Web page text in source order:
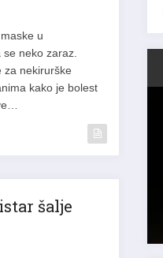
u
se neko zaraz.
za nekirurške
kako je bolest
šalje